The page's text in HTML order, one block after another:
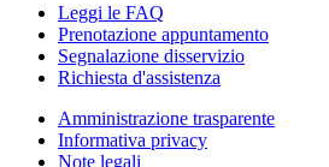
Leggi le FAQ
Prenotazione appuntamento
Segnalazione disservizio
Richiesta d'assistenza
Amministrazione trasparente
Informativa privacy
Note legali